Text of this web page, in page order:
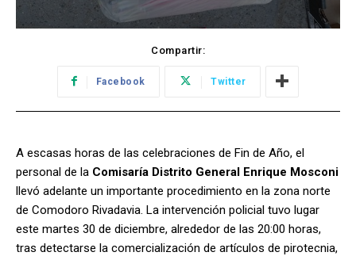
Compartir:
Facebook Twitter
A escasas horas de las celebraciones de Fin de Año, el
personal de la Comisaría Distrito General Enrique Mosconi
llevó adelante un importante procedimiento en la zona norte
de Comodoro Rivadavia. La intervención policial tuvo lugar
este martes 30 de diciembre, alrededor de las 20:00 horas,
tras detectarse la comercialización de artículos de pirotecnia,